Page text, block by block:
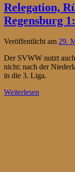
Relegation,
Regensburg
Veröffentlicht am 29.
Der SVWW nutzt
nicht: nach der
in die 3. Liga.
Weiterlesen